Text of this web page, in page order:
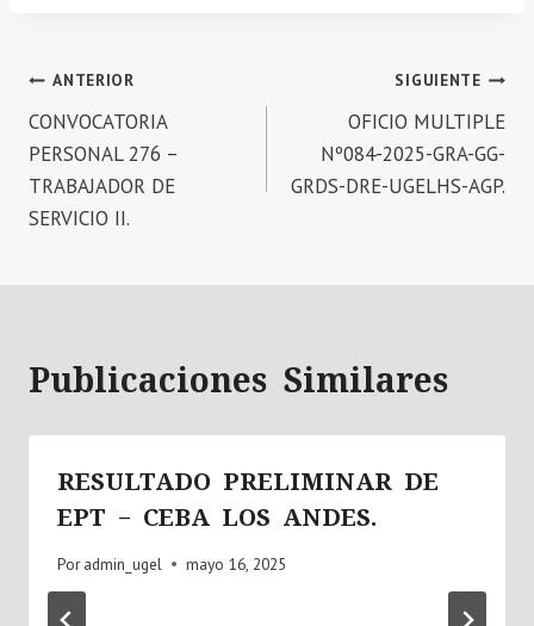
Navegación
de
entradas
ANTERIOR
CONVOCATORIA
PERSONAL 276 –
TRABAJADOR DE
SERVICIO II.
SIGUIENTE
OFICIO MULTIPLE
Nº084-2025-GRA-GG-
GRDS-DRE-UGELHS-AGP.
Publicaciones Similares
RESULTADO PRELIMINAR DE
EPT – CEBA LOS ANDES.
Por admin_ugel mayo 16, 2025